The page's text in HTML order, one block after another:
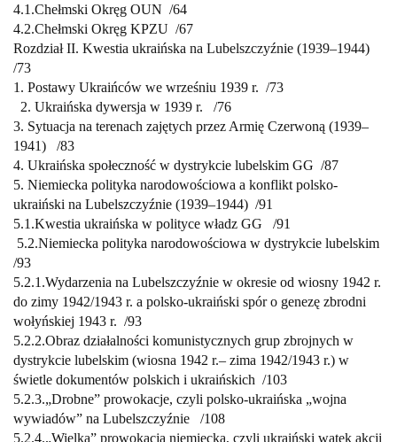
4.1.Chełmski Okręg OUN /64
4.2.Chełmski Okręg KPZU /67
Rozdział II. Kwestia ukraińska na Lubelszczyźnie (1939–1944)
/73
1. Postawy Ukraińców we wrześniu 1939 r. /73
2. Ukraińska dywersja w 1939 r. /76
3. Sytuacja na terenach zajętych przez Armię Czerwoną (1939–
1941) /83
4. Ukraińska społeczność w dystrykcie lubelskim GG /87
5. Niemiecka polityka narodowościowa a konflikt polsko-
ukraiński na Lubelszczyźnie (1939–1944) /91
5.1.Kwestia ukraińska w polityce władz GG /91
5.2.Niemiecka polityka narodowościowa w dystrykcie lubelskim
/93
5.2.1.Wydarzenia na Lubelszczyźnie w okresie od wiosny 1942 r.
do zimy 1942/1943 r. a polsko-ukraiński spór o genezę zbrodni
wołyńskiej 1943 r. /93
5.2.2.Obraz działalności komunistycznych grup zbrojnych w
dystrykcie lubelskim (wiosna 1942 r.– zima 1942/1943 r.) w
świetle dokumentów polskich i ukraińskich /103
5.2.3.„Drobne” prowokacje, czyli polsko-ukraińska „wojna
wywiadów” na Lubelszczyźnie /108
5.2.4.„Wielka” prowokacja niemiecka, czyli ukraiński wątek akcji